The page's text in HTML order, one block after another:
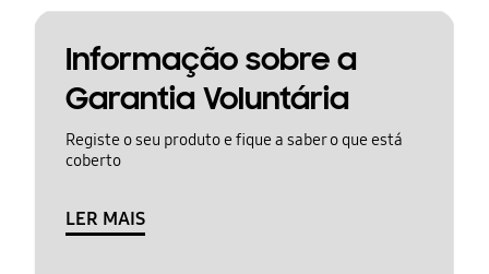
Informação sobre a
Garantia Voluntária
Registe o seu produto e fique a saber o que está
coberto
LER MAIS